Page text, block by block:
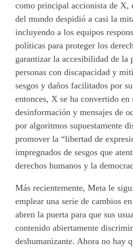
como principal accionista de X,
del mundo despidió a casi la
incluyendo a los equipos
políticas para proteger los
garantizar la accesibilidad de la
personas con discapacidad y
sesgos y daños facilitados por
entonces, X se ha convertido
desinformación y mensajes de
por algoritmos supuestamente
promover la “libertad de
impregnados de sesgos que
derechos humanos y la
Más recientemente, Meta le
emplear una serie de cambios
abren la puerta para que sus
contenido abiertamente
deshumanizante. Ahora no hay